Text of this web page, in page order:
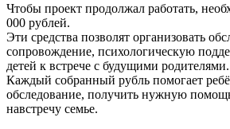
Чтобы проект продолжал работать,
000 рублей.
Эти средства позволят организовать
сопровождение, психологическую
детей к встрече с будущими родителями.
Каждый собранный рубль помогает
обследование, получить нужную
навстречу семье.